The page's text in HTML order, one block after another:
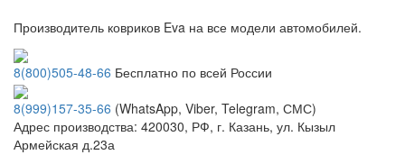
Производитель ковриков Eva на все модели автомобилей.
8(800)505-48-66 Бесплатно по всей России
8(999)157-35-66 (WhatsApp, Viber, Telegram, СМС)
Адрес производства: 420030, РФ, г. Казань, ул. Кызыл
Армейская д.23а